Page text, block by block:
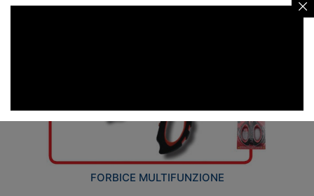
FORBICE MULTIFUNZIONE